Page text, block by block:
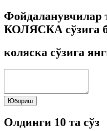
Фойдаланувчилар
КОЛЯСКА сўзига
коляска сўзига
Юбориш
Олдинги 10 та сўз